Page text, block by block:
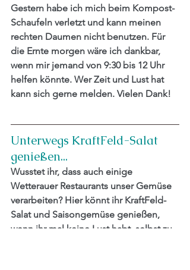
Gestern habe ich mich beim Kompost-
Schaufeln verletzt und kann meinen
rechten Daumen nicht benutzen. Für
die Ernte morgen wäre ich dankbar,
wenn mir jemand von 9:30 bis 12 Uhr
helfen könnte. Wer Zeit und Lust hat
kann sich gerne melden. Vielen Dank!
Unterwegs KraftFeld-Salat
genießen...
Wusstet ihr, dass auch einige
Wetterauer Restaurants unser Gemüse
verarbeiten? Hier könnt ihr KraftFeld-
Salat und Saisongemüse genießen,
wenn ihr mal keine Lust habt, selbst zu